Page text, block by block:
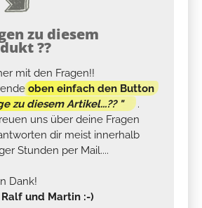
zu diesem
??
mit den Fragen!!
oben einfach den Button
zu diesem Artikel...?? "
.
uns über deine Fragen
dir meist innerhalb
Stunden per Mail....
Dank!
Ralf und Martin :-)